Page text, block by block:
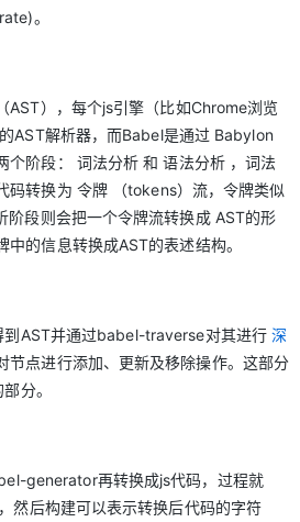
。
AST），每个js引擎（比如Chrome浏览
AST解析器，而Babel是通过 Babylon
个阶段： 词法分析 和 语法分析 ，词法
码转换为 令牌 （tokens）流，令牌类似
阶段则会把一个令牌流转换成 AST的形
的信息转换成AST的表述结构。
到AST并通过babel-traverse对其进行 深
节点进行添加、更新及移除操作。这部分
分。
generator再转换成js代码，过程就
然后构建可以表示转换后代码的字符